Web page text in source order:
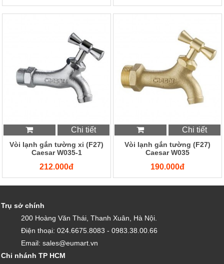
Chi tiết
Vòi lạnh gắn tường xi (F27)
Caesar W035-1
212.000đ
Chi tiết
Vòi lạnh gắn tường (F27)
Caesar W035
190.000đ
Trụ sở chính
200 Hoàng Văn Thái, Thanh Xuân, Hà Nội.
Điện thoại: 024.6675.8083 - 0983.38.00.66
Email: sales@eumart.vn
Chi nhánh TP HCM